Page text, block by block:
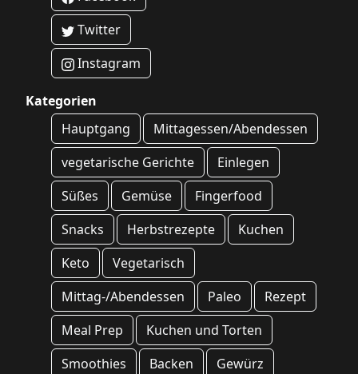
Twitter
Instagram
Kategorien
Hauptgang
Mittagessen/Abendessen
vegetarische Gerichte
Einlegen
Süßes
Gemüse
Fingerfood
Snacks
Herbstrezepte
Kuchen
Keto
Vegetarisch
Mittag-/Abendessen
Paleo
Rezept
Meal Prep
Kuchen und Torten
Smoothies
Backen
Gewürz